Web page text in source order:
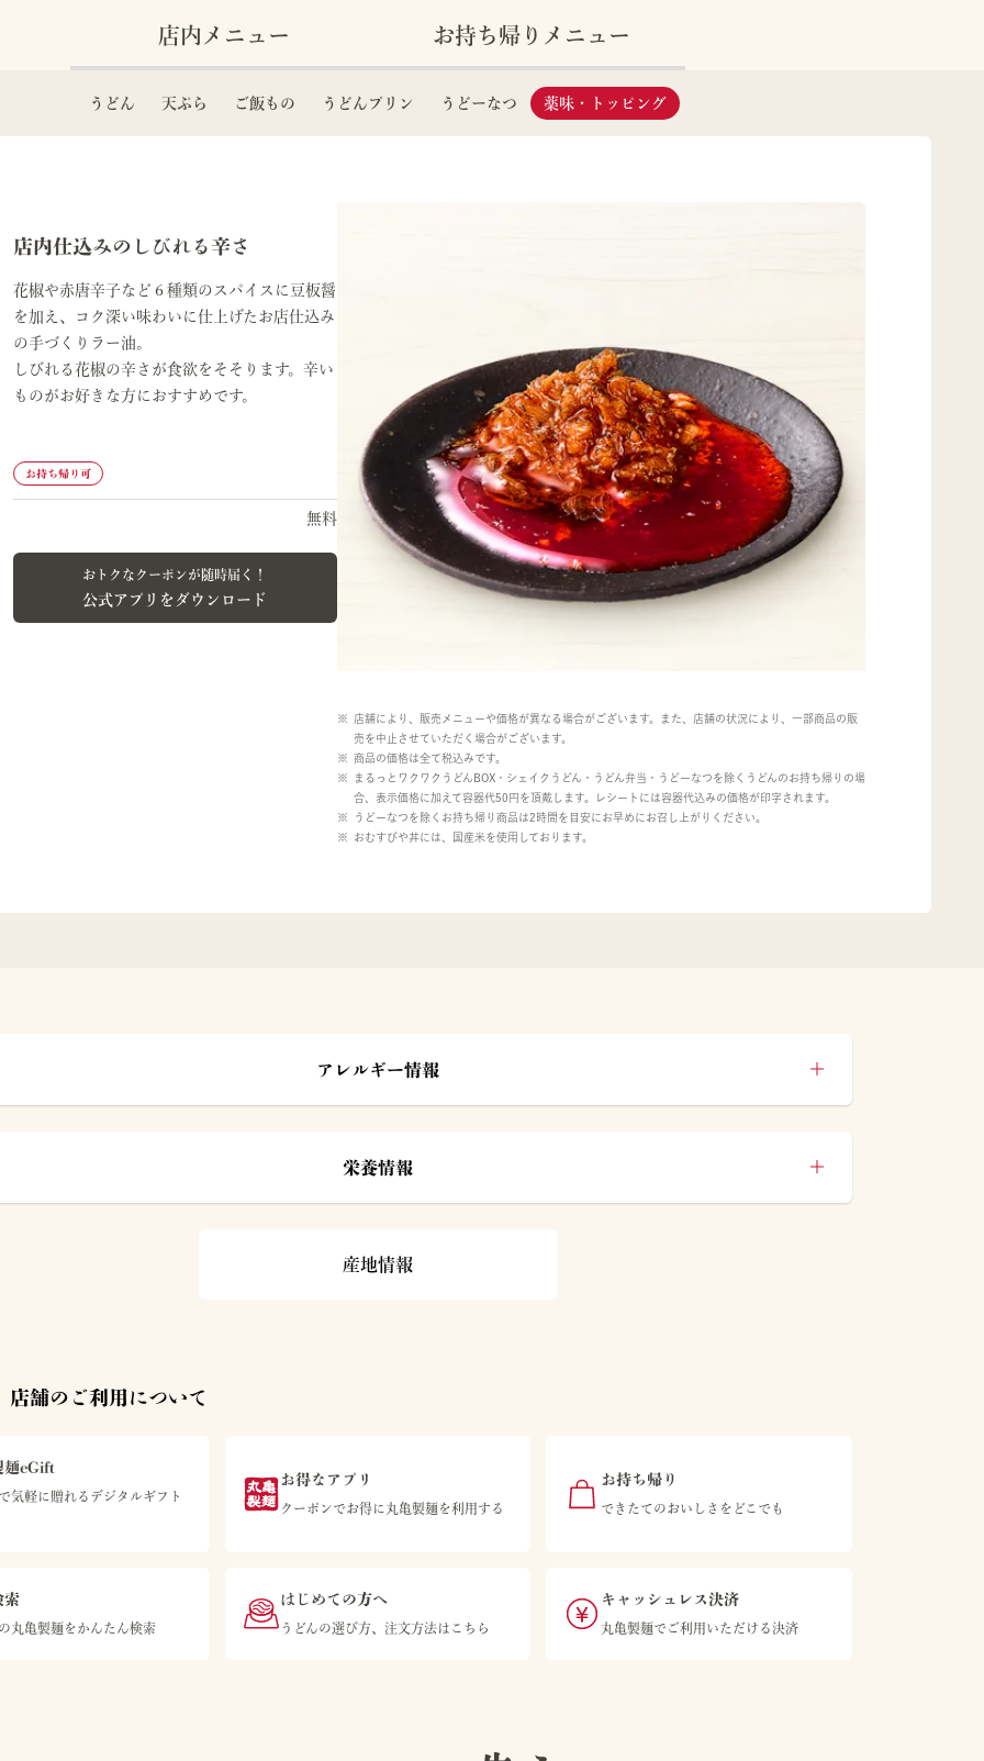
店内メニュー お持ち帰りメニュー
うどん 天ぷら ご飯もの うどんプリン うどーなつ 薬味・トッピング
店内仕込みのしびれる辛さ​
花椒や赤唐辛子など６種類のスパイスに豆板醤
を加え、コク深い味わいに仕上げたお店仕込み
の手づくりラー油。​
しびれる花椒の辛さが食欲をそそります。辛い
ものがお好きな方におすすめです。​
お持ち帰り可
無料
おトクなクーポンが随時届く！
公式アプリをダウンロード
店舗により、販売メニューや価格が異なる場合がございます。また、店舗の状況により、一部商品の販
売を中止させていただく場合がございます。
商品の価格は全て税込みです。
まるっとワクワクうどんBOX・シェイクうどん・うどん弁当・うどーなつを除くうどんのお持ち帰りの場
合、表示価格に加えて容器代50円を頂戴します。レシートには容器代込みの価格が印字されます。
うどーなつを除くお持ち帰り商品は2時間を目安にお早めにお召し上がりください。
おむすびや丼には、国産米を使用しております。
アレルギー情報
栄養情報
産地情報
店舗のご利用について
麺eGift
気軽に贈れるデジタルギフト
お得なアプリ
クーポンでお得に丸亀製麺を利用する
お持ち帰り
できたてのおいしさをどこでも
索
丸亀製麺をかんたん検索
はじめての方へ
うどんの選び方、注文方法はこちら
キャッシュレス決済
丸亀製麺でご利用いただける決済